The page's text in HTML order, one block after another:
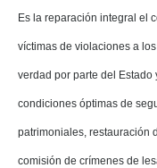
Es la reparación integral el
víctimas de violaciones a
verdad por parte del
condiciones óptimas de
patrimoniales, restauración
comisión de crímenes de